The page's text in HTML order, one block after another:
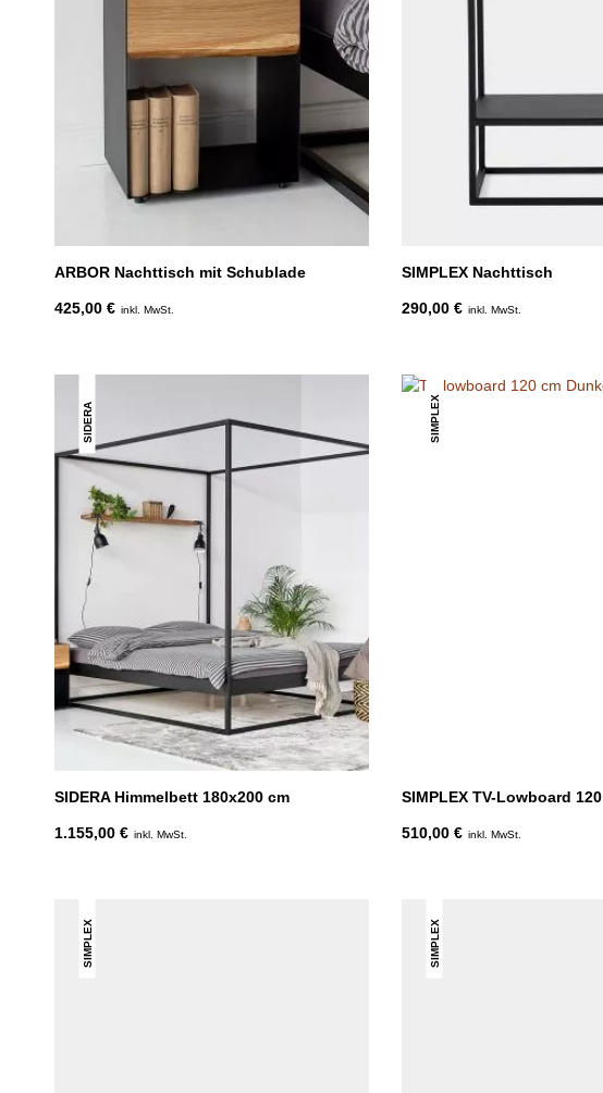
ARBOR Nachttisch mit Schublade
425,00 € inkl. MwSt.
SIMPLEX Nachttisch
290,00 € inkl. MwSt.
SIDERA
SIDERA Himmelbett 180x200 cm
1.155,00 € inkl. MwSt.
SIMPLEX
SIMPLEX TV-Lowboard 120
510,00 € inkl. MwSt.
SIMPLEX SIMPLEX